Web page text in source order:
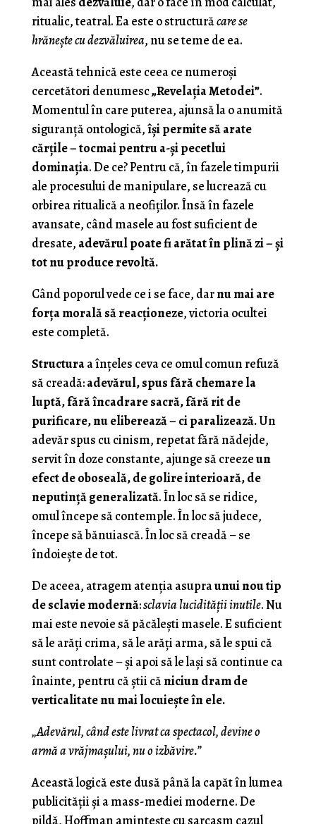
ritualic, teatral. Ea este o structurăcare se
hrănește cu dezvăluirea, nu se teme de ea.
Această tehnică este ceea ce numeroşi
cercetători denumesc„Revelația Metodei”.
Momentul în care puterea, ajunsă la o anumită
siguranță ontologică,își permite să arate
cărțile – tocmai pentru a-și pecetlui
dominația. De ce? Pentru că, în fazele timpurii
ale procesului de manipulare, se lucrează cu
orbirea ritualică a neofiților. Însă în fazele
avansate, când masele au fost suficient de
dresate, adevărul poate fi arătat în plină zi – și
tot nu produce revoltă.
Când poporul vede ce i se face, darnu mai are
forța morală să reacționeze, victoria ocultei
este completă.
Structuraa înțeles ceva ce omul comun refuză
să creadă:adevărul, spus fără chemare la
luptă, fără încadrare sacră, fără rit de
purificare, nu eliberează – ci paralizează.Un
adevăr spus cu cinism, repetat fără nădejde,
servit în doze constante, ajunge să creezeun
efect de oboseală, de golire interioară, de
neputință generalizată. În loc să se ridice,
omul începe să contemple. În loc să judece,
începe să bănuiască. În loc să creadă – se
îndoiește de tot.
De aceea, atragem atenția asupraunui nou tip
de sclavie modernă:sclavia lucidității inutile. Nu
mai este nevoie să păcălești masele. E suficient
să le arăți crima, să le arăți arma, să le spui că
sunt controlate – și apoi să le lași să continue ca
înainte, pentru că știi căniciun dram de
verticalitate nu mai locuiește în ele.
„Adevărul, când este livrat ca spectacol, devine o
armă a vrăjmașului, nu o izbăvire.”
Această logică este dusă până la capăt în lumea
publicității și a mass-mediei moderne. De
pildă, Hoffman amintește cu sarcasm cazul